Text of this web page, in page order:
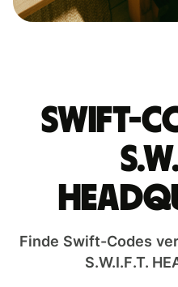
Swift-
Finde Swift-Codes
S.W.I.F.T.